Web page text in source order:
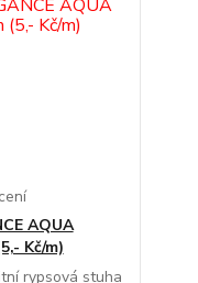
AQUA
Kč/m)
rypsová stuha